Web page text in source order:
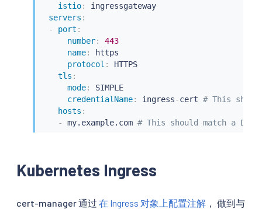
istio:
ingressgateway
servers :
-
port :
number:
443
name:
https
protocol :
HTTPS
tls :
mode:
SIMPLE
credentialName: ingress-cert # This
hosts :
-
my.example.com # This should match a
Kubernetes Ingress
cert-manager 通过 在 Ingress 对象上配置注解 ， 做到与